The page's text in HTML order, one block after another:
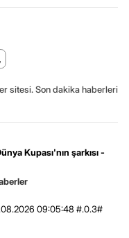
sitesi. Son dakika haberleri
Kupası'nın şarkısı -
09:05:48 #.0.3#